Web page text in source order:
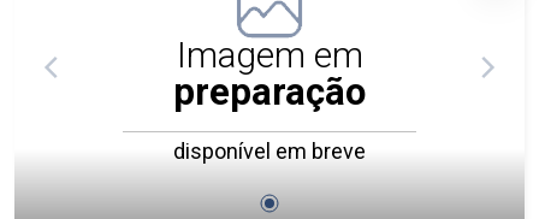
Imagem em
preparação
disponível em breve